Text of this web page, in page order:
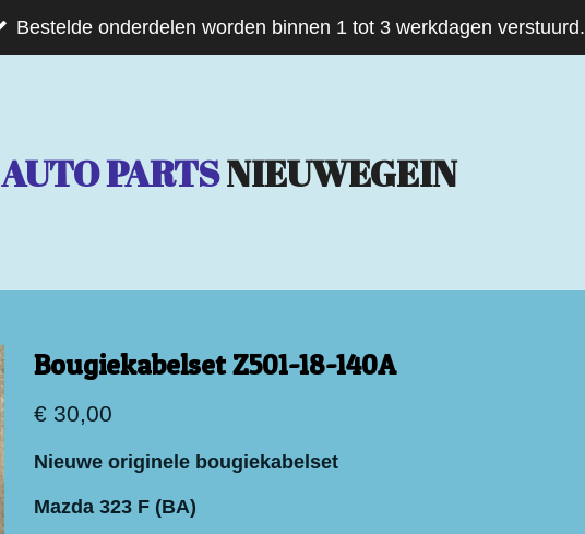
Bestelde onderdelen worden binnen 1 tot 3 werkdagen verstuurd.
AUTO PARTSNIEUWEGEIN
Bougiekabelset Z501-18-140A
€ 30,00
Nieuwe originele bougiekabelset
Mazda 323 F (BA)